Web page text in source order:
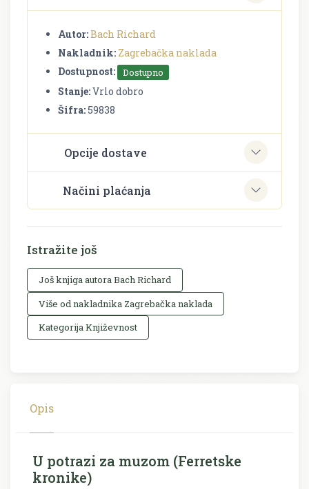
Autor:Bach Richard
Nakladnik: Zagrebačka naklada
Dostupnost:
Dostupno
Stanje:Vrlo dobro
Šifra:59838
Opcije dostave
Načini plaćanja
Istražite još
Još knjiga autora Bach Richard
Više od nakladnika Zagrebačka naklada
Kategorija Književnost
Opis
U potrazi za muzom (Ferretske
kronike)